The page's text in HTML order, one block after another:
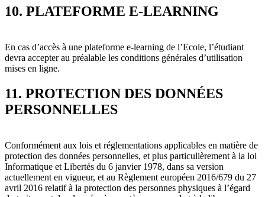
10. PLATEFORME E-LEARNING
En cas d’accès à une plateforme e-learning de l’Ecole, l’étudiant
devra accepter au préalable les conditions générales d’utilisation
mises en ligne.
11. PROTECTION DES DONNÉES
PERSONNELLES
Conformément aux lois et réglementations applicables en matière de
protection des données personnelles, et plus particulièrement à la loi
Informatique et Libertés du 6 janvier 1978, dans sa version
actuellement en vigueur, et au Règlement européen 2016/679 du 27
avril 2016 relatif à la protection des personnes physiques à l’égard